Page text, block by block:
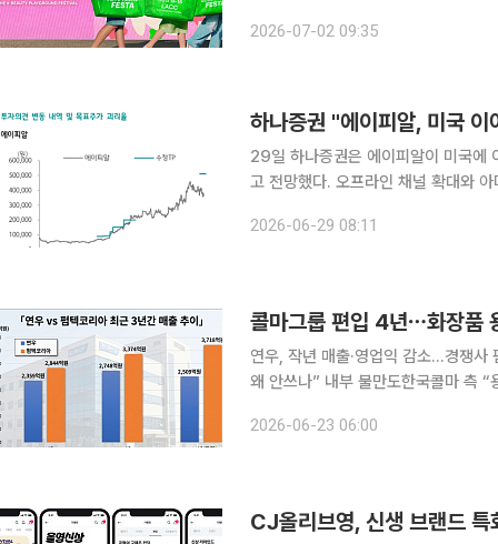
컨벤션센터에서 열리는 'KCON LA
2026-07-02 09:35
하나증권 "에이피알, 미국
29일 하나증권은 에이피알이 미국에
고 전망했다. 오프라인 채널 확대와
2026-06-29 08:11
콜마그룹 편입 4년⋯화장품
연우, 작년 매출·영업익 감소…경쟁사
왜 안쓰나” 내부 불만도한국콜마 측 “용기
풍으로 화장품 산업 밸류체인(가치사
2026-06-23 06:00
CJ올리브영, 신생 브랜드 특